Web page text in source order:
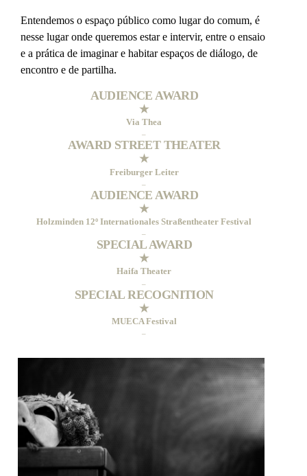
Entendemos o espaço público como lugar do comum, é
nesse lugar onde queremos estar e intervir, entre o ensaio
e a prática de imaginar e habitar espaços de diálogo, de
encontro e de partilha.
AUDIENCE AWARD
★
Via Thea
–
AWARD STREET THEATER
★
Freiburger Leiter
–
AUDIENCE AWARD
★
Holzminden 12º Internationales Straßentheater Festival
–
SPECIAL AWARD
★
Haifa Theater
–
SPECIAL RECOGNITION
★
MUECA Festival
–